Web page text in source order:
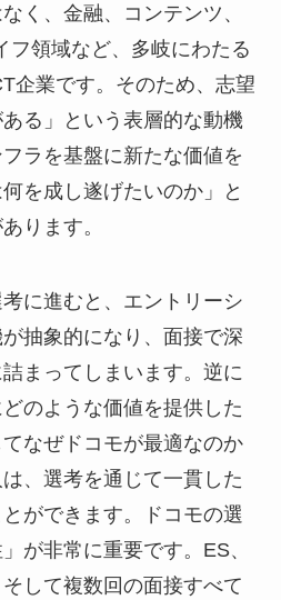
く、金融、コンテンツ、
フ領域など、多岐にわたる
企業です。そのため、志望
る」という表層的な動機
ラを基盤に新たな価値を
を成し遂げたいのか」と
ります。
に進むと、エントリーシ
抽象的になり、面接で深
まってしまいます。逆に
のような価値を提供した
なぜドコモが最適なのか
、選考を通じて一貫した
ができます。ドコモの選
が非常に重要です。ES、
して複数回の面接すべて